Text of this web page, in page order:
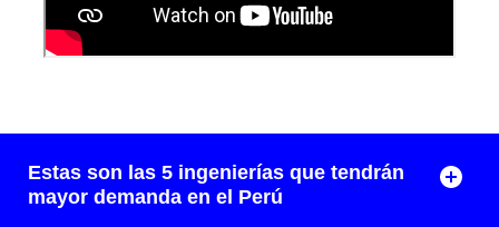
Estas son las 5 ingenierías que tendrán
mayor demanda en el Perú